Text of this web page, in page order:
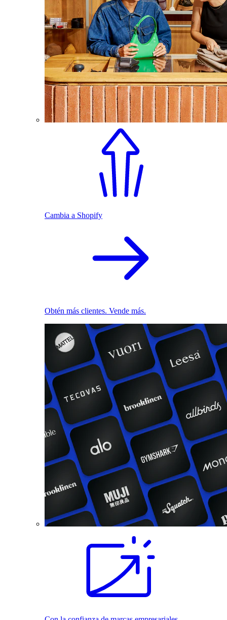
Cambia a Shopify
Obtén más clientes. Vende más.